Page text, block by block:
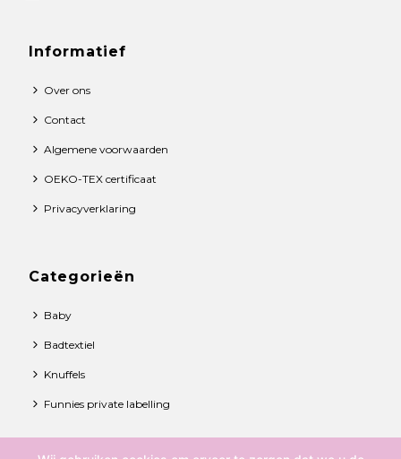
Informatief
Over ons
Contact
Algemene voorwaarden
OEKO-TEX certificaat
Privacyverklaring
Categorieën
Baby
Badtextiel
Knuffels
Funnies private labelling